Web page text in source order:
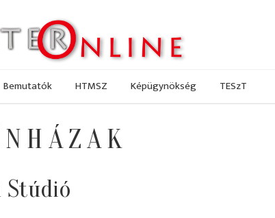
Bemutatók HTMSZ Képügynökség TESzT
Stúdió